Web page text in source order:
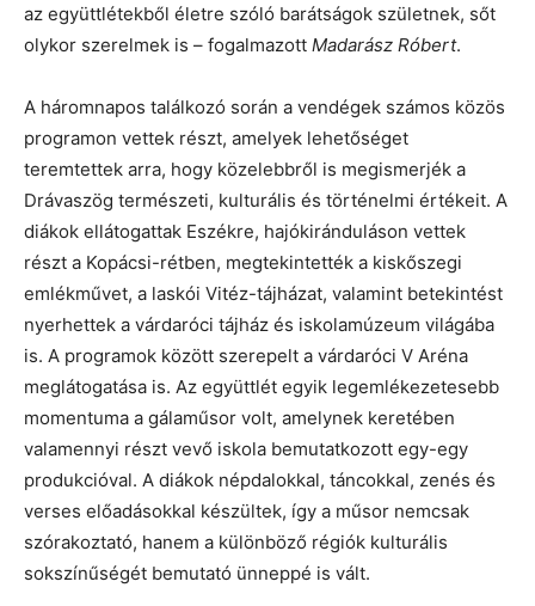
az együttlétekből életre szóló barátságok születnek, sőt
olykor szerelmek is – fogalmazott Madarász Róbert.
A háromnapos találkozó során a vendégek számos közös
programon vettek részt, amelyek lehetőséget
teremtettek arra, hogy közelebbről is megismerjék a
Drávaszög természeti, kulturális és történelmi értékeit. A
diákok ellátogattak Eszékre, hajókiránduláson vettek
részt a Kopácsi-rétben, megtekintették a kiskőszegi
emlékművet, a laskói Vitéz-tájházat, valamint betekintést
nyerhettek a várdaróci tájház és iskolamúzeum világába
is. A programok között szerepelt a várdaróci V Aréna
meglátogatása is. Az együttlét egyik legemlékezetesebb
momentuma a gálaműsor volt, amelynek keretében
valamennyi részt vevő iskola bemutatkozott egy-egy
produkcióval. A diákok népdalokkal, táncokkal, zenés és
verses előadásokkal készültek, így a műsor nemcsak
szórakoztató, hanem a különböző régiók kulturális
sokszínűségét bemutató ünneppé is vált.